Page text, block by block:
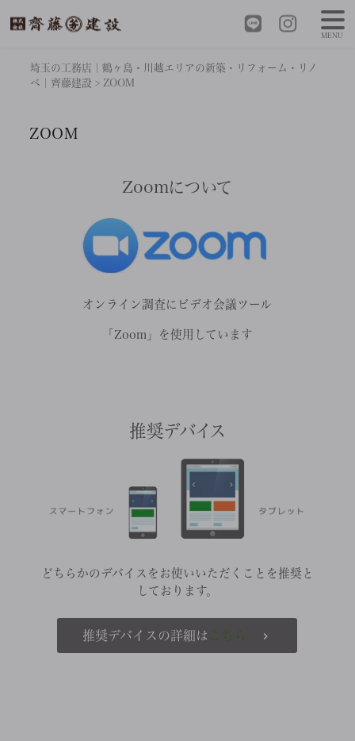
埼玉の工務店｜鶴ヶ島・川越エリアの新築・リフォーム・リノ
ベ｜齊藤建設 > ZOOM
ZOOM
Zoomについて
オンライン調査にビデオ会議ツール
「Zoom」を使用しています
推奨デバイス
どちらかのデバイスをお使いいただくことを推奨と
しております。
推奨デバイスの詳細は こちら
MENU